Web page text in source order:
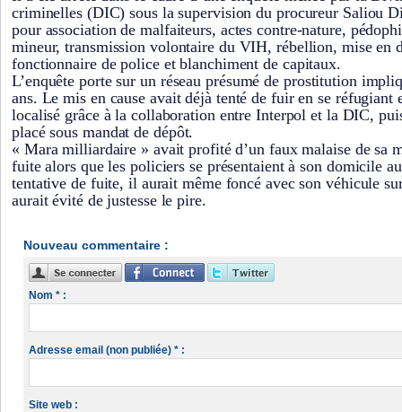
criminelles (DIC) sous la supervision du procureur Saliou
pour association de malfaiteurs, actes contre-nature,
mineur, transmission volontaire du VIH, rébellion, mise en
fonctionnaire de police et blanchiment de capitaux.
L’enquête porte sur un réseau présumé de prostitution
ans. Le mis en cause avait déjà tenté de fuir en se réfugiant
localisé grâce à la collaboration entre Interpol et la DIC,
placé sous mandat de dépôt.
« Mara milliardaire » avait profité d’un faux malaise de sa
fuite alors que les policiers se présentaient à son domicile
tentative de fuite, il aurait même foncé avec son véhicule
aurait évité de justesse le pire.
Nouveau commentaire :
Nom * :
Adresse email (non publiée) * :
Site web :